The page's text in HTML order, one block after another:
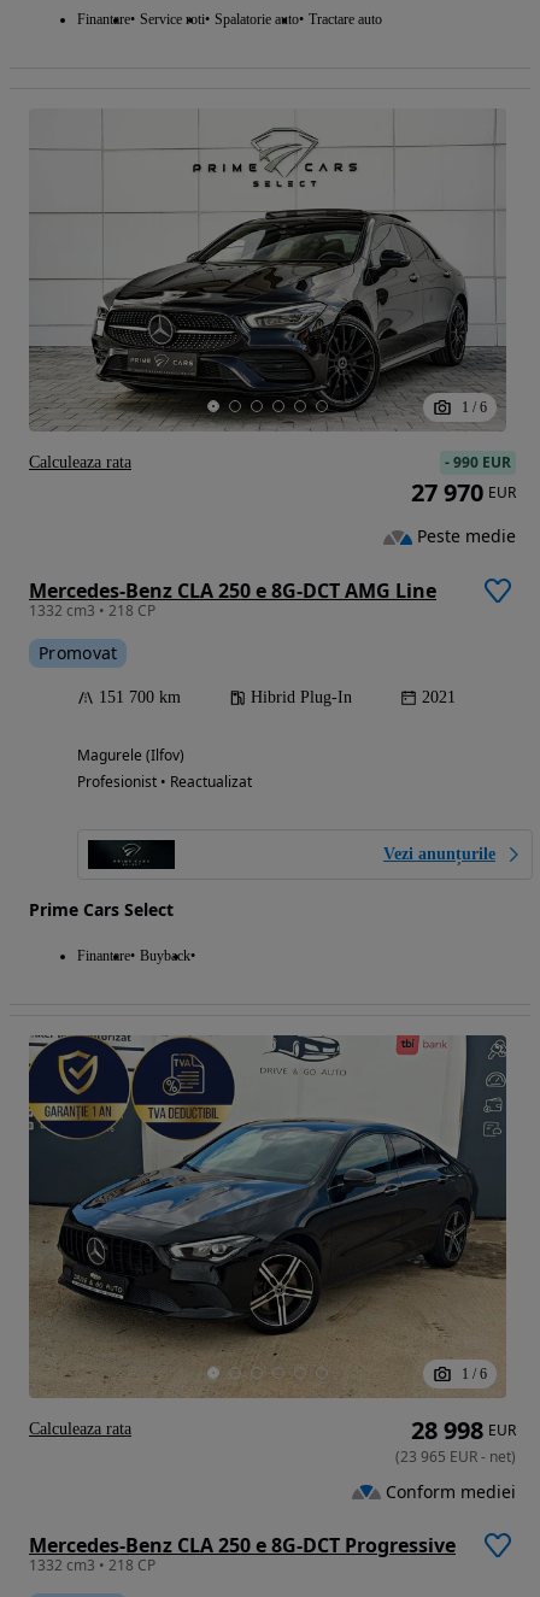
Finantare Service roti Spalatorie auto Tractare auto
1 / 6
Mercedes-Benz CLA 250 e 8G-DCT AMG Line
1332 cm3 • 218 CP
Promovat
151 700 km Hibrid Plug-In 2021
Magurele (Ilfov)
Profesionist • Reactualizat
Vezi anunțurile
Prime Cars Select
Finantare Buyback
-990 EUR
27 970 EUR
Peste medie
Calculeaza rata
1 / 6
Mercedes-Benz CLA 250 e 8G-DCT Progressive
1332 cm3 • 218 CP
28 998 EUR
(23 965 EUR- net)
Conform mediei
Calculeaza rata